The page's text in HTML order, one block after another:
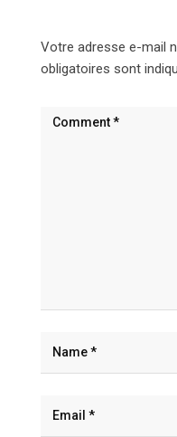
Votre adresse e-mail
obligatoires sont